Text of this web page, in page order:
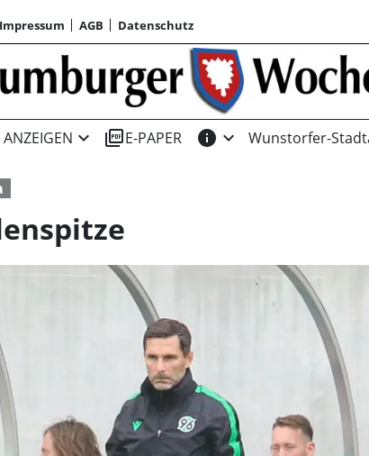
Impressum AGB Datenschutz
ANZEIGEN expand_more picture_as_pdfE-PAPER info expand_more Wunstorfer-